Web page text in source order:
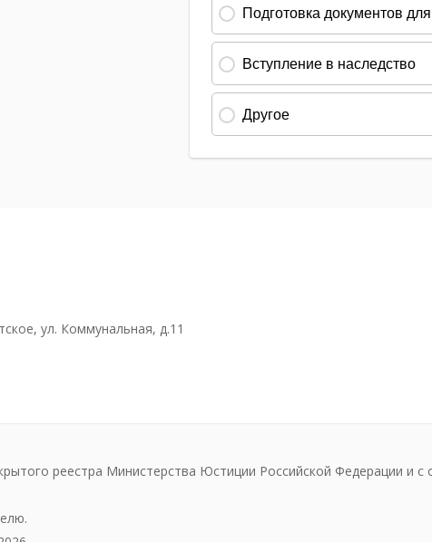
ул. Коммунальная, д.11
реестра Министерства Юстиции Российской Федерации и